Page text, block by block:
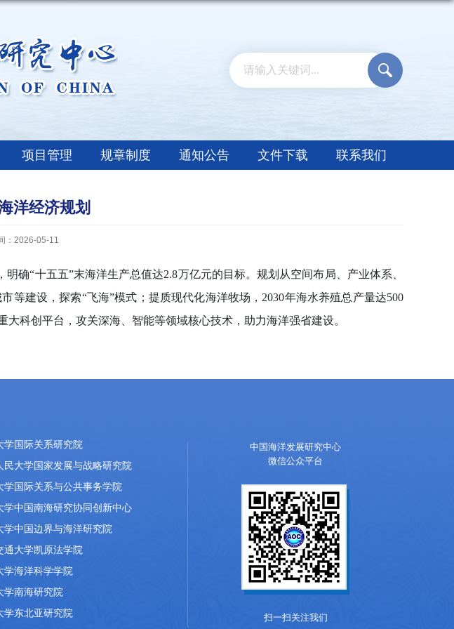
项目管理 规章制度 通知公告 文件下载 联系我们
洋经济规划
：2026-05-11
明确“十五五”末海洋生产总值达2.8万亿元的目标。规划从空间布局、产业体系、
建设，探索“飞海”模式；提质现代化海洋牧场，2030年海水养殖总产量达500
科创平台，攻关深海、智能等领域核心技术，助力海洋强省建设。
学国际关系研究院
民大学国家发展与战略研究院
学国际关系与公共事务学院
学中国南海研究协同创新中心
学中国边界与海洋研究院
通大学凯原法学院
学海洋科学学院
学南海研究院
学东北亚研究院
中国海洋发展研究中心
微信公众平台
扫一扫关注我们